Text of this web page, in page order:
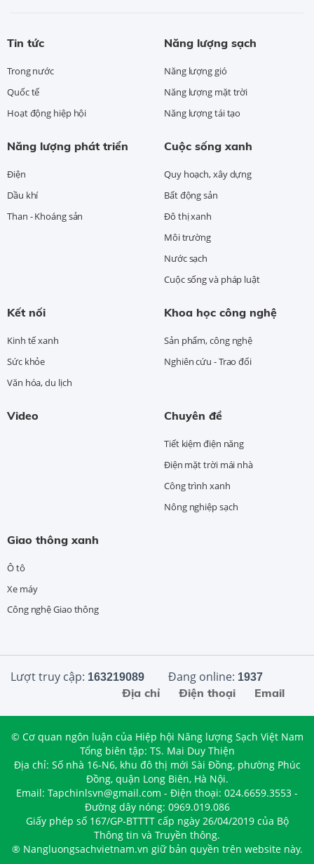
Tin tức
Trong nước
Quốc tế
Hoạt động hiệp hội
Năng lượng sạch
Năng lượng gió
Năng lượng mặt trời
Năng lượng tái tạo
Năng lượng phát triển
Điện
Dầu khí
Than - Khoáng sản
Cuộc sống xanh
Quy hoạch, xây dựng
Bất động sản
Đô thị xanh
Môi trường
Nước sạch
Cuộc sống và pháp luật
Kết nối
Kinh tế xanh
Sức khỏe
Văn hóa, du lịch
Khoa học công nghệ
Sản phẩm, công nghệ
Nghiên cứu - Trao đổi
Video Chuyên đề
Tiết kiệm điện năng
Điện mặt trời mái nhà
Công trình xanh
Nông nghiệp sạch
Giao thông xanh
Ô tô
Xe máy
Công nghệ Giao thông
Lượt truy cập: 163219089 Đang online: 1937
Email
Điện thoại
Địa chỉ
© Cơ quan ngôn luận của Hiệp hội Năng lượng Sạch Việt Nam
Tổng biên tập: TS. Mai Duy Thiện
Địa chỉ: Số nhà 16-N6, khu đô thị mới Sài Đồng, phường Phúc
Đồng, quận Long Biên, Hà Nội.
Email: Tapchinlsvn@gmail.com - Điện thoại: 024.6659.3553 -
Đường dây nóng: 0969.019.086
Giấy phép số 167/GP-BTTTT cấp ngày 26/04/2019 của Bộ
Thông tin và Truyền thông.
® Nangluongsachvietnam.vn giữ bản quyền trên website này.